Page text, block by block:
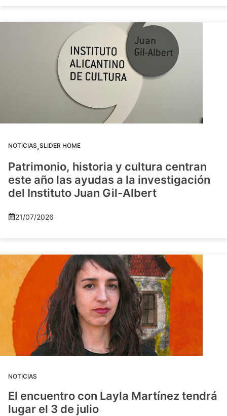
NOTICIAS,SLIDER HOME
Patrimonio, historia y cultura centran
este año las ayudas a la investigación
del Instituto Juan Gil-Albert
21/07/2026
NOTICIAS
El encuentro con Layla Martínez tendrá
lugar el 3 de julio